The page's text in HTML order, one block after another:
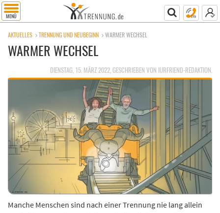
MENÜ
AKTUELLES TRENNUNG UND NEUBEGINN WARMER WECHSEL
WARMER WECHSEL
DIENSTAG, 15. MÄRZ 2022, GESCHRIEBEN VON IURFRIEND-REDAKTION
Manche Menschen sind nach einer Trennung nie lang allein